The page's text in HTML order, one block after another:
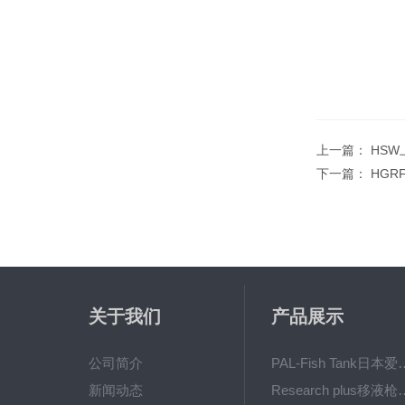
上一篇： HSW
下一篇：
关于我们
公司简介
新闻动态
产品展示
PAL-Fish Tank
Research plus